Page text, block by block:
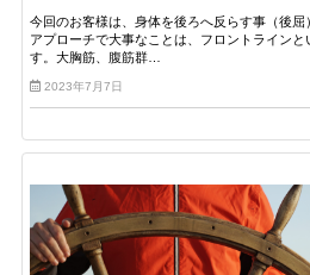
今回のお客様は、身体を後ろへ反らす事（後
アプローチで大事なことは、フロントライン
す。大胸筋、腹筋群…
2023年7月7日